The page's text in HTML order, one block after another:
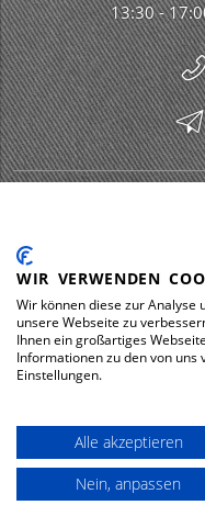
13:30 -
LEGAL
DOWNLOADS
WIR VERWENDEN
Wir können diese zur
unsere Webseite zu
Ihnen ein großartiges
Informationen zu den von uns
Einstellungen.
Alle akzeptieren
Nein, anpassen